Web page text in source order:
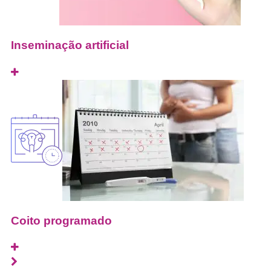
Inseminação artificial
Coito programado